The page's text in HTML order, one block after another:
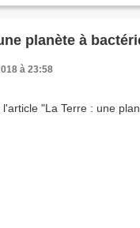
planète à
à 23:58